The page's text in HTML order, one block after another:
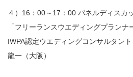
４）16：00～17：00 パネルディスカ
「フリーランスウエディングプランナ
IWPA認定ウエディングコンサルタン
龍一（大阪）